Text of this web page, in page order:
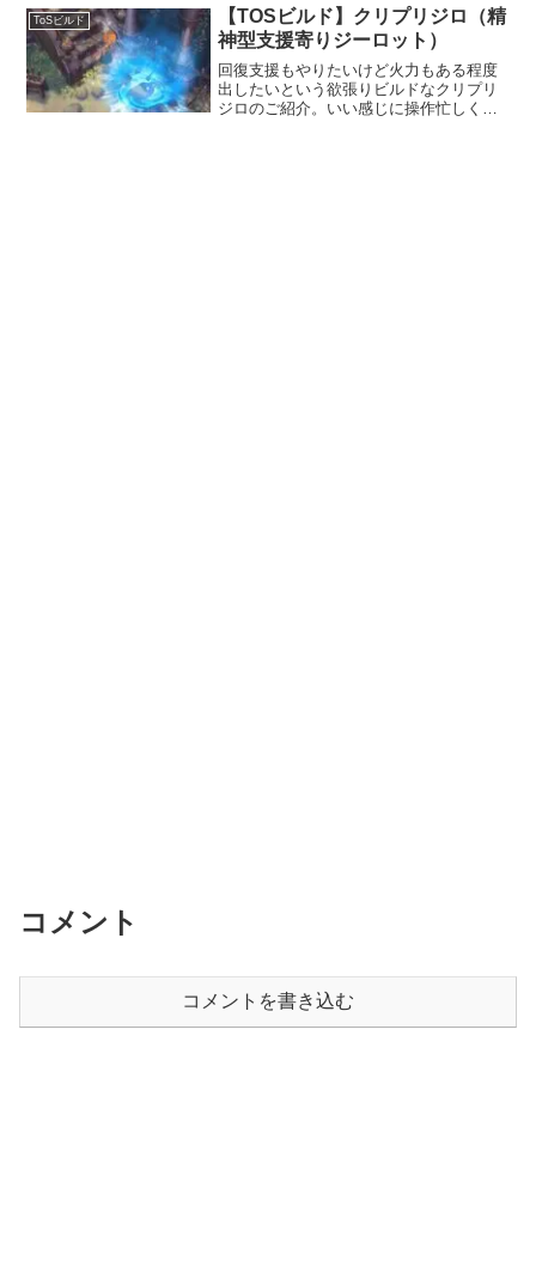
のもどうなんだって気がしないでもない
ところありますね。温かく...
ToSビルド
【TOSビルド】クリプリジロ（精
神型支援寄りジーロット）
回復支援もやりたいけど火力もある程度
出したいという欲張りビルドなクリプリ
ジロのご紹介。いい感じに操作忙しくて
コメント
コメントを書き込む